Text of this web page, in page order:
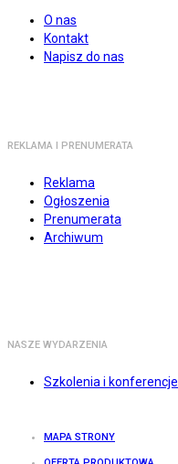
O nas
Kontakt
Napisz do nas
REKLAMA I PRENUMERATA
Reklama
Ogłoszenia
Prenumerata
Archiwum
NASZE WYDARZENIA
Szkolenia i konferencje
MAPA STRONY